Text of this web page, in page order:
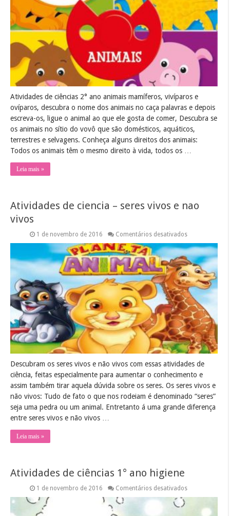
animais
Atividades de ciências 2° ano animais mamíferos, vivíparos e
ovíparos, descubra o nome dos animais no caça palavras e depois
escreva-os, ligue o animal ao que ele gosta de comer, Descubra se
os animais no sítio do vovô que são domésticos, aquáticos,
terrestres e selvagens. Conheça alguns direitos dos animais:
Todos os animais têm o mesmo direito à vida, todos os …
Leia mais »
Atividades de ciencia – seres vivos e nao
vivos
1 de novembro de 2016 Comentários desativadosem
de
ciencia
–
seres
vivos
e
nao
vivos
Descubram os seres vivos e não vivos com essas atividades de
ciência, feitas especialmente para aumentar o conhecimento e
assim também tirar aquela dúvida sobre os seres. Os seres vivos e
não vivos: Tudo de fato o que nos rodeiam é denominado “seres”
seja uma pedra ou um animal. Entretanto á uma grande diferença
entre seres vivos e não vivos …
Leia mais »
Atividades de ciências 1° ano higiene
1 de novembro de 2016 Comentários desativadosem
ciências